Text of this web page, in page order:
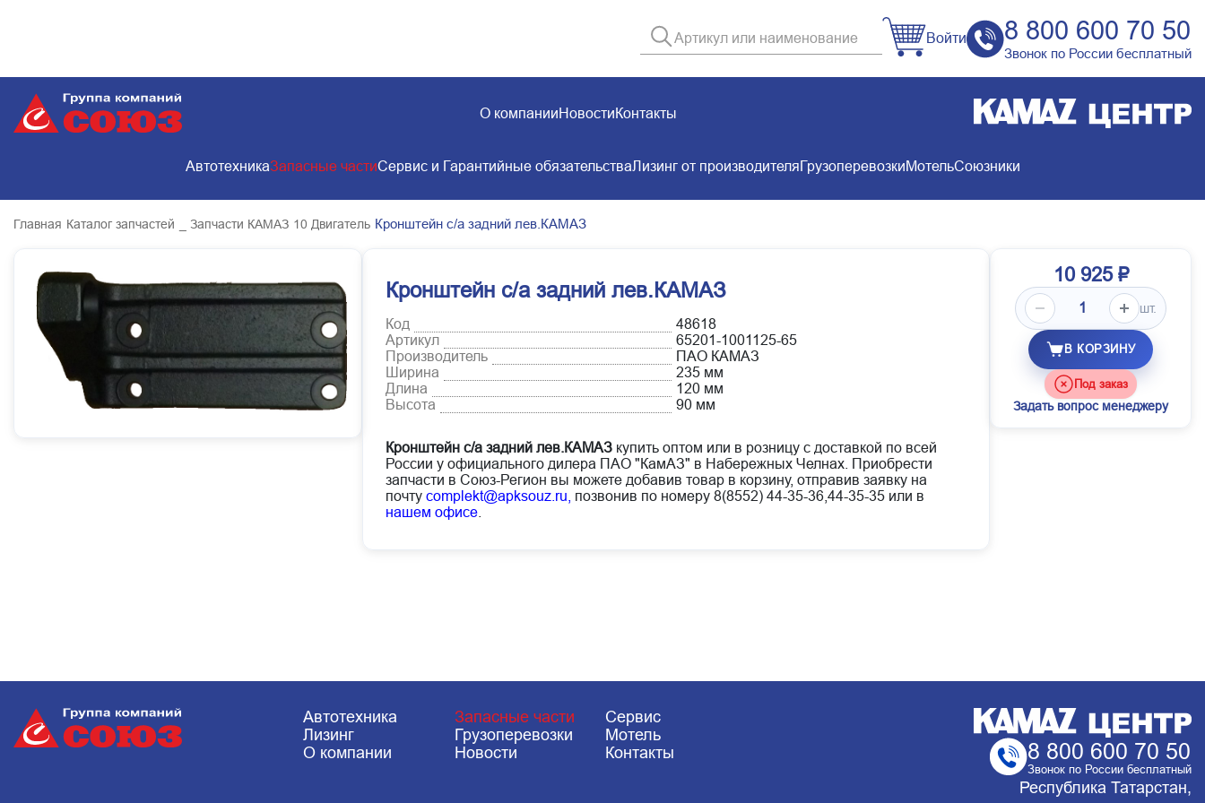
Войти 8 800 600 70 50
Звонок по России бесплатный
О компанииНовостиКонтакты
АвтотехникаЗапасные частиСервис и Гарантийные обязательстваЛизинг от производителяГрузоперевозкиМотельСоюзники
Главная Каталог запчастей _ Запчасти КАМАЗ 10 Двигатель Кронштейн с/а задний лев.КАМАЗ
Кронштейн с/а задний лев.КАМАЗ
Код
48618
Артикул
65201-1001125-65
Производитель
ПАО КАМАЗ
Ширина
235 мм
Длина
120 мм
Высота
90 мм
Кронштейн с/а задний лев.КАМАЗ купить оптом или в розницу с доставкой по всей
России у официального дилера ПАО "КамАЗ" в Набережных Челнах. Приобрести
запчасти в Союз-Регион вы можете добавив товар в корзину, отправив заявку на
почту complekt@apksouz.ru, позвонив по номеру 8(8552) 44-35-36,44-35-35 или в
нашем офисе
10 925 ₽
шт.
В КОРЗИНУ
Под заказ
Задать вопрос менеджеру
Автотехника Запасные части
Сервис
Лизинг
Грузоперевозки
Мотель
О компании
Новости Контакты 8 800 600 70 50
Звонок по России бесплатный
Республика Татарстан,